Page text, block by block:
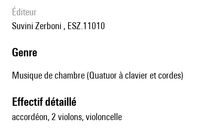
éditeur
Suvini Zerboni , ESZ.11010
genre
Musique de chambre (Quatuor à clavier et cordes)
effectif détaillé
accordéon, 2 violons, violoncelle